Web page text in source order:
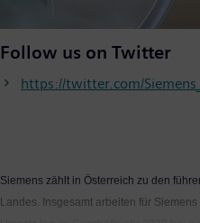
Follow us on Twitter
https://twitter.com/
Siemens zählt in Österreich zu den
Landes. Insgesamt arbeiten für